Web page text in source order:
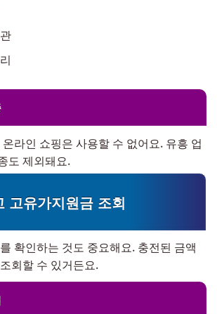
라인 쇼핑은 사용할 수 없어요. 유흥 업
도 제외돼요.
고유가지원금 조회
확인하는 것도 중요해요. 충전된 금액
회할 수 있거든요.